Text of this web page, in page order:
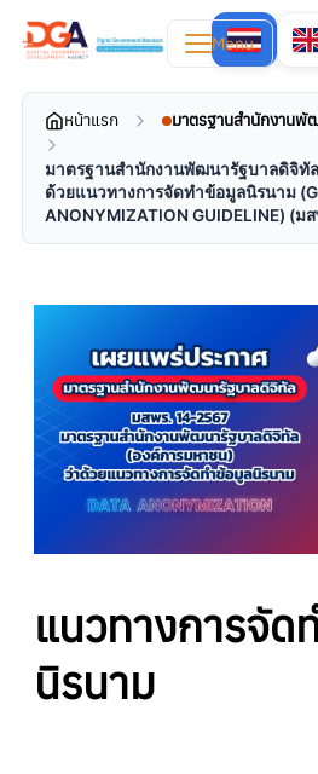
Menu
หน้าแรก มาตรฐานสำนักงาน
มาตรฐานสำนักงานพัฒนารัฐบาลดิจิทั
ด้วยแนวทางการจัดทำข้อมูลนิรนาม
ANONYMIZATION GUIDELINE) (ม
แนวทางการจัด
นิรนาม